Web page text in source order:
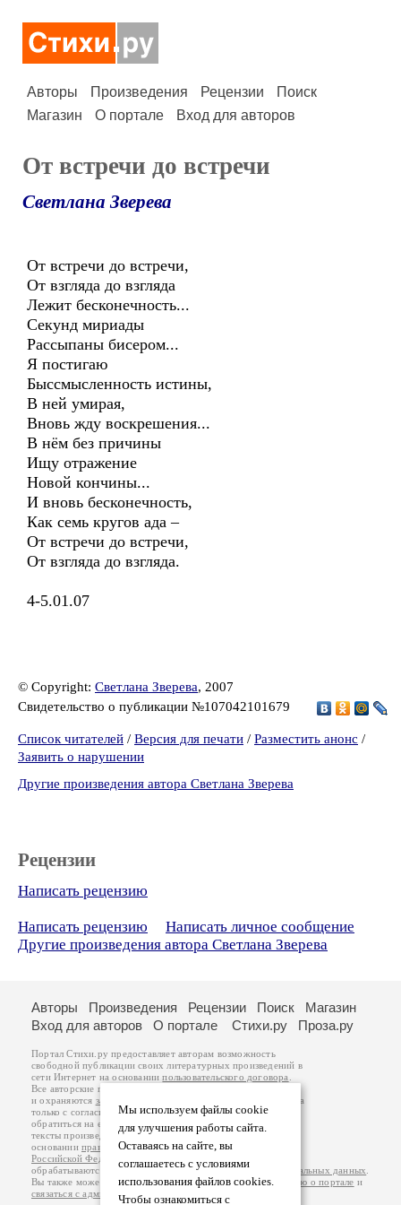
Авторы Произведения Рецензии
Поиск
Магазин
О портале Вход для авторов
От встречи до встречи
Светлана Зверева
От встречи до встречи,
От взгляда до взгляда
Лежит бесконечность...
Секунд мириады
Рассыпаны бисером...
Я постигаю
Быссмысленность истины,
В ней умирая,
Вновь жду воскрешения...
В нём без причины
Ищу отражение
Новой кончины...
И вновь бесконечность,
Как семь кругов ада –
От встречи до встречи,
От взгляда до взгляда.
4-5.01.07
© Copyright: Светлана Зверева, 2007
Свидетельство о публикации №107042101679
Список читателей / Версия для печати / Разместить анонс /
Заявить о нарушении
Другие произведения автора Светлана Зверева
Рецензии
Написать рецензию
Написать рецензию
Написать личное сообщение
Другие произведения автора Светлана Зверева
Мы используем файлы cookie
для улучшения работы сайта.
Оставаясь на сайте, вы
соглашаетесь с условиями
использования файлов cookies.
Чтобы ознакомиться с
Авторы Произведения Рецензии Поиск
Магазин
Вход для авторов
О портале Стихи.ру Проза.ру
Портал Стихи.ру предоставляет авторам возможность
свободной публикации своих литературных произведений в
сети Интернет на основаниипользовательского договора
Все авторские права на произведения принадлежат авторам
и охраняются законом
. Перепечатка произведений возможна
только с согласия его автора, к которому вы можете
обратиться на его авторской странице. Ответственность за
тексты произведений авторы несут самостоятельно на
основанииправил публикацииизаконодательства
Российской Федерации
обрабатываются на основанииПолитики обработки персональных данных
Вы также можете посмотреть более подробнуюинформацию о портале и
связаться с администрацией